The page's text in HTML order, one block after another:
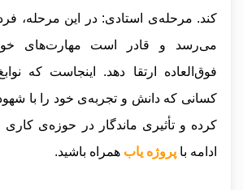
کند. مرحله‌ی استادی: در این مرحله،
می‌رسد و قادر است مهارت‌های
فوق‌العاده ارتقا دهد. اینجاست که
کسانی که دانش و تجربه‌ی خود را با
کرده و تأثیری ماندگار در حوزه‌ی کاری
ادامه با پروژه یاب همراه باشید.